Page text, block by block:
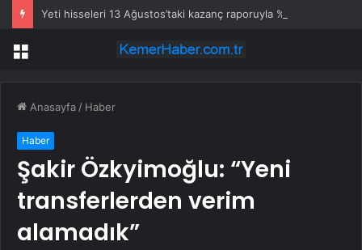
Menü
Anasayfa / Haber
Haber
Şakir Özkyimoğlu: “Yeni
transferlerden verim
alamadık”